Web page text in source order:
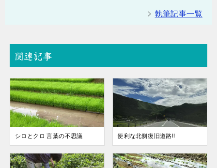
執筆記事一覧
関連記事
シロとクロ 言葉の不思議 便利な北側復旧道路!!